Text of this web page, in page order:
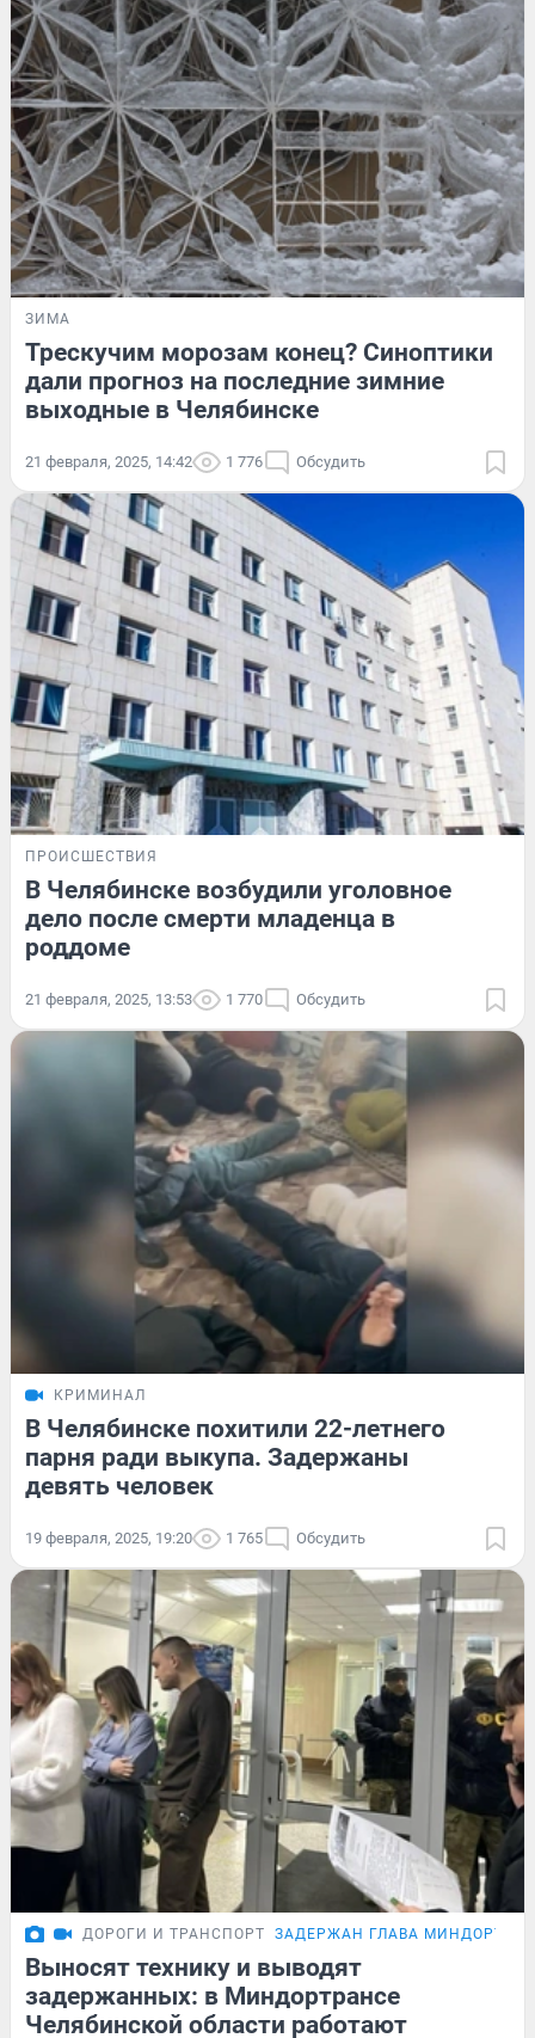
ЗИМА
Трескучим морозам конец? Синоптики
дали прогноз на последние зимние
выходные в Челябинске
21 февраля, 2025, 14:42 1 776 Обсудить
ПРОИСШЕСТВИЯ
В Челябинске возбудили уголовное
дело после смерти младенца в
роддоме
21 февраля, 2025, 13:53 1 770 Обсудить
КРИМИНАЛ
В Челябинске похитили 22-летнего
парня ради выкупа. Задержаны
девять человек
19 февраля, 2025, 19:20 1 765 Обсудить
ДОРОГИ И ТРАНСПОРТ ЗАДЕРЖАН ГЛАВА
Выносят технику и выводят
задержанных: в Миндортрансе
Челябинской области работают